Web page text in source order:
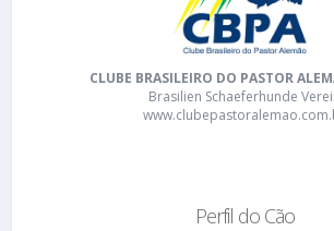
CLUBE BRASILEIRO DO PASTOR
Brasilien Schaeferhunde
Perfil do Cão